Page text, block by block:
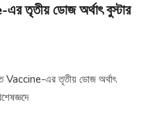
তৃতীয় ডোজ অর্থাৎ বুস্টার
Vaccine-এর তৃতীয় ডোজ অর্থাৎ